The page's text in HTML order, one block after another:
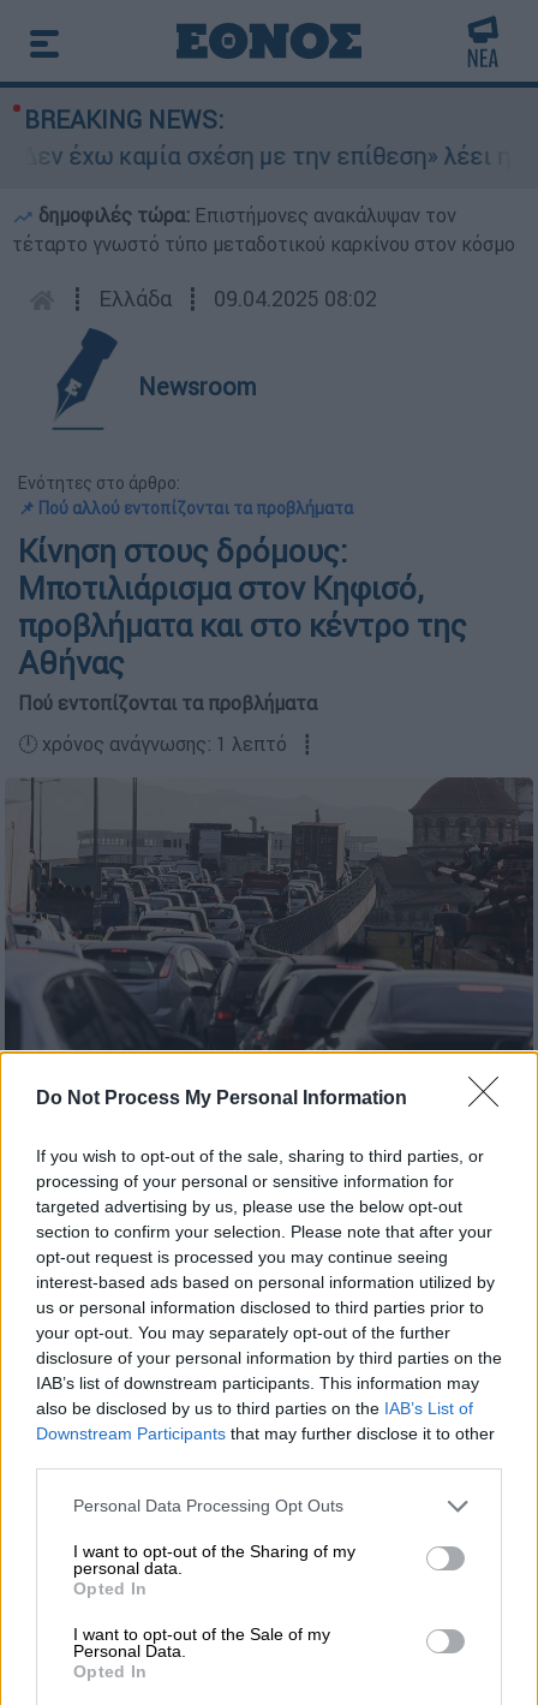
Do Not Process My Personal Information
If you wish to opt-out of the sale, sharing to third parties, or
processing of your personal or sensitive information for
targeted advertising by us, please use the below opt-out
section to confirm your selection. Please note that after your
opt-out request is processed you may continue seeing
interest-based ads based on personal information utilized by
us or personal information disclosed to third parties prior to
your opt-out. You may separately opt-out of the further
disclosure of your personal information by third parties on the
IAB’s list of downstream participants. This information may
also be disclosed by us to third parties on the IAB’s List of
Downstream Participants that may further disclose it to other
Please note that this website/app uses one or more Google
not limited to your visit or usage behaviour. You may click to
grant or deny consent to Google and its third-party tags to
use your data for below specified purposes in below Google
consent section.
Personal Data Processing Opt Outs
I want to opt-out of the Sharing of my
personal data.
Opted In
I want to opt-out of the Sale of my
Personal Data.
Opted In
BREAKING NEWS:
έχω καμία σχέση με την επίθεση» λέει η
δημοφιλές τώρα: Επιστήμονες ανακάλυψαν τον
τέταρτο γνωστό τύπο μεταδοτικού καρκίνου στον κόσμο
┋ Ελλάδα ┋ 09.04.2025 08:02
Newsroom
Ενότητες στο άρθρο:
📌 Πού αλλού εντοπίζονται τα προβλήματα
Κίνηση στους δρόμους:
Μποτιλιάρισμα στον Κηφισό,
προβλήματα και στο κέντρο της
Αθήνας
Πού εντοπίζονται τα προβλήματα
🕛 χρόνος ανάγνωσης: 1 λεπτό ┋
Κηφισός (ΓΙΑΝΝΗΣ ΠΑΝΑΓΟΠΟΥΛΟΣ/ EUROKINISSI)
Προσθέστε το ΕΘΝΟΣ στη Google
Ένα ακόμη δύσκολο πρωινό περιμένει τους
οδηγούς καθώς από το πρωί της Τετάρτης
λόγω της 24ωρης απεργίας παρατηρείται
αυξημένη κίνηση με τονΚηφισό προς
Πειραιάνα έχει μποτιλιάρισμα.
ΔΙΑΒΑΣΤΕ ΕΠΙΣΗΣ
Ελλάδα|09.04.2025 06:51
το σπίτι του σε πλειστηριασμό
σκότωσε το νέο ιδιοκτήτη και
αυτοκτόνησε - Το χρονικό και η
μαρτυρία